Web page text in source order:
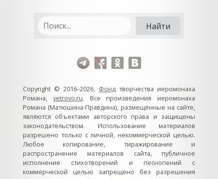
0
Copyright © 2016–2026, Фондтворчества иеромонаха
Романа, vetrovo.ru. Все произведения иеромонаха
Романа (Матюшина-Правдина), размещённые на сайте,
являются объектами авторского права и защищены
законодательством. Использование материалов
разрешено только с личной, некоммерческой целью.
Любое копирование, тиражирование и
распространение материалов сайта, публичное
исполнение стихотворений и песнопений с
коммерческой целью запрещено без разрешения